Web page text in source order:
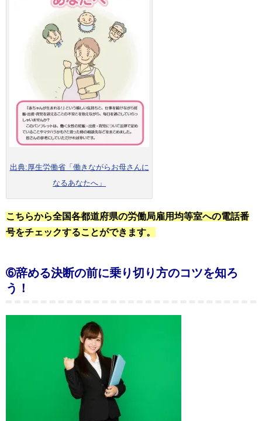
出典:厚生労働省「働きながらお母さんに
なるあなたへ」
こちらから全国各都道府県の労働局雇用均等室への電話番
号をチェックすることができます。
➅辞める決断の前に乗り切り方のコツを知ろ
う！